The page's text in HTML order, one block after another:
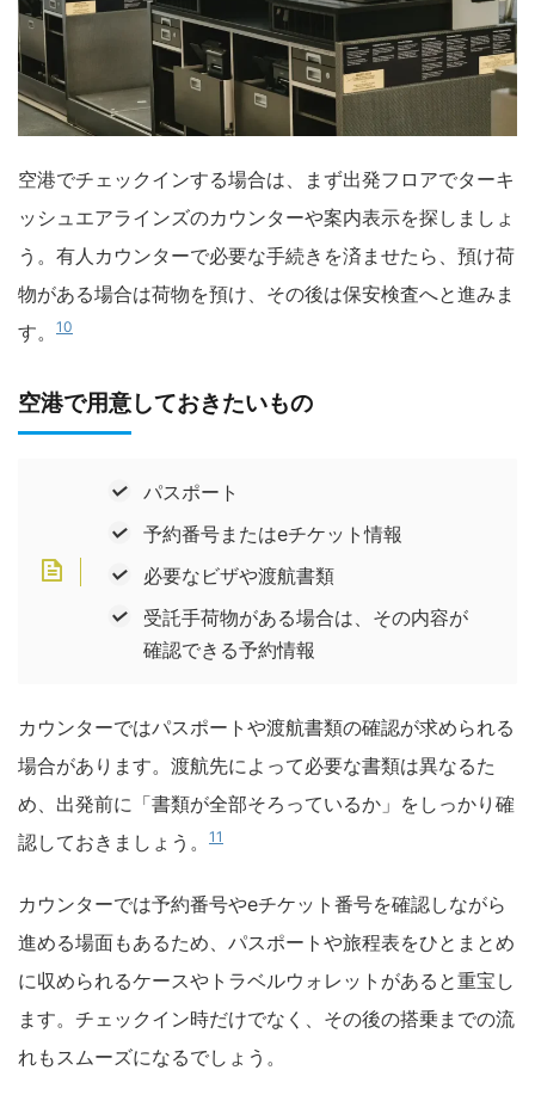
空港でチェックインする場合は、まず出発フロアでターキ
ッシュエアラインズのカウンターや案内表示を探しましょ
う。有人カウンターで必要な手続きを済ませたら、預け荷
物がある場合は荷物を預け、その後は保安検査へと進みま
す。
10
空港で用意しておきたいもの
パスポート
予約番号またはeチケット情報
必要なビザや渡航書類
受託手荷物がある場合は、その内容が
確認できる予約情報
カウンターではパスポートや渡航書類の確認が求められる
場合があります。渡航先によって必要な書類は異なるた
め、出発前に「書類が全部そろっているか」をしっかり確
認しておきましょう。
11
カウンターでは予約番号やeチケット番号を確認しながら
進める場面もあるため、パスポートや旅程表をひとまとめ
に収められるケースやトラベルウォレットがあると重宝し
ます。チェックイン時だけでなく、その後の搭乗までの流
れもスムーズになるでしょう。